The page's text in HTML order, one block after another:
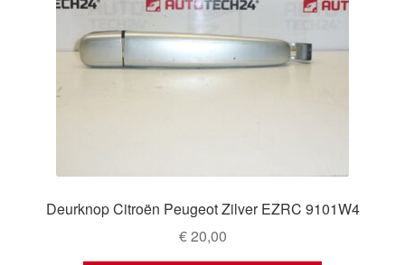
Deurknop Citroën Peugeot Zilver EZRC 9101W4
€20,00